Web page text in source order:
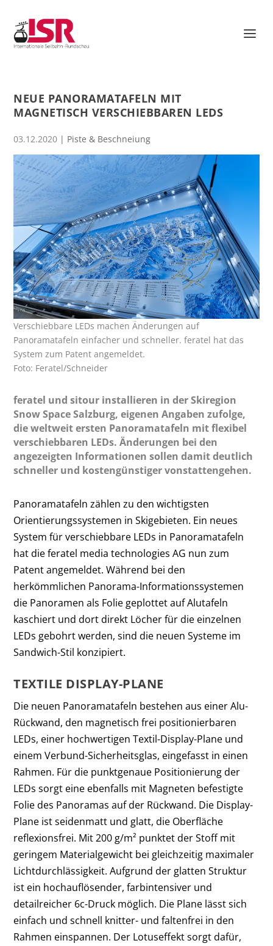
NEUE PANORAMATAFELN MIT
MAGNETISCH VERSCHIEBBAREN LEDS
03.12.2020 | Piste & Beschneiung
Verschiebbare LEDs machen Änderungen auf
Panoramatafeln einfacher und schneller. feratel hat das
System zum Patent angemeldet.
Foto: Feratel/Schneider
feratel und sitour installieren in der Skiregion
Snow Space Salzburg, eigenen Angaben zufolge,
die weltweit ersten Panoramatafeln mit flexibel
verschiebbaren LEDs. Änderungen bei den
angezeigten Informationen sollen damit deutlich
schneller und kostengünstiger vonstattengehen.
Panoramatafeln zählen zu den wichtigsten
Orientierungssystemen in Skigebieten. Ein neues
System für verschiebbare LEDs in Panoramatafeln
hat dieferatel media technologies AG nun zum
Patent angemeldet.Während bei den
herkömmlichen Panorama-Informationssystemen
die Panoramen als Folie geplottet auf Alutafeln
kaschiert und dort direkt Löcher für die einzelnen
LEDs gebohrt werden, sind die neuen Systeme im
Sandwich-Stil konzipiert.
TEXTILE DISPLAY-PLANE
Die neuen Panoramatafeln bestehen aus einer Alu-
Rückwand, den magnetisch frei positionierbaren
LEDs, einer hochwertigen Textil-Display-Plane und
einem Verbund-Sicherheitsglas, eingefasst in einen
Rahmen. Für die punktgenaue Positionierung der
LEDs sorgt eine ebenfalls mit Magneten befestigte
Folie des Panoramas auf der Rückwand. Die Display-
Plane ist seidenmatt und glatt, die Oberfläche
reflexionsfrei. Mit 200 g/m² punktet der Stoff mit
geringem Materialgewicht bei gleichzeitig maximaler
Lichtdurchlässigkeit. Aufgrund der glatten Struktur
ist ein hochauflösender, farbintensiver und
detailreicher 6c-Druck möglich. Die Plane lässt sich
einfach und schnell knitter- und faltenfrei in den
Rahmen einspannen. Der Lotuseffekt sorgt dafür,